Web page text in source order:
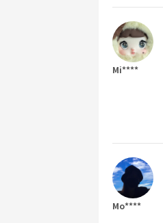
Mi****
Mo****